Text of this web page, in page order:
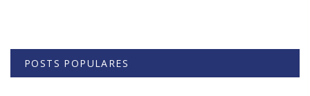
POSTS POPULARES